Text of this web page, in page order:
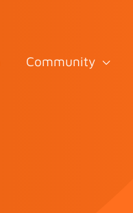
Community